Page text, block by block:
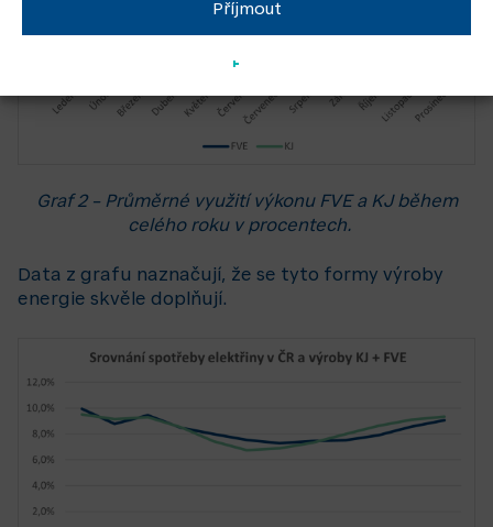
Příjmout
Graf 2 – Průměrné využití výkonu FVE a KJ během
celého roku v procentech.
Data z grafu naznačují, že se tyto formy výroby
energie skvěle doplňují.